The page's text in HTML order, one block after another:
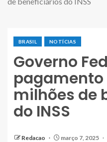
BRASIL NOTÍCIAS
Governo
pagamento
milhões de
do INSS
Redacao março 7, 2025